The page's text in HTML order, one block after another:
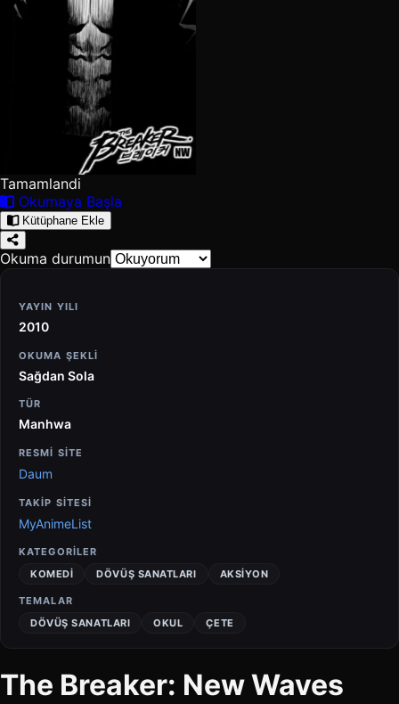
Tamamlandi
Okumaya Başla
Kütüphane Ekle
Okuma durumun
YAYIN YILI
2010
OKUMA ŞEKLI
Sağdan Sola
TÜR
Manhwa
RESMİ SİTE
Daum
TAKİP SİTESİ
MyAnimeList
KATEGORILER
KOMEDI
DÖVÜŞ SANATLARI AKSIYON
TEMALAR
DÖVÜŞ SANATLARI
OKUL ÇETE
The Breaker: New Waves